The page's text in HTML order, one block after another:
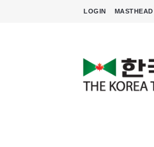
LOGIN MASTHEAD